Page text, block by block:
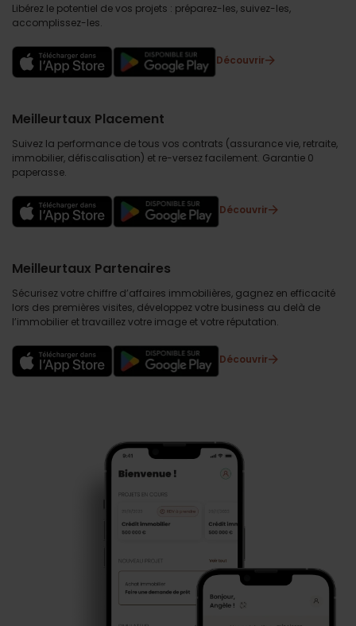
Libérez le potentiel de vos projets : préparez-les, suivez-les,
accomplissez-les.
Découvrir
Meilleurtaux Placement
Suivez la performance de tous vos contrats (assurance vie, retraite,
immobilier, défiscalisation) et re-versez facilement. Garantie 0
paperasse.
Découvrir
Meilleurtaux Partenaires
Sécurisez votre chiffre d’affaires immobilières, gagnez en efficacité
lors des premières visites, développez votre business au delà de
l’immobilier et travaillez votre image et votre réputation.
Découvrir